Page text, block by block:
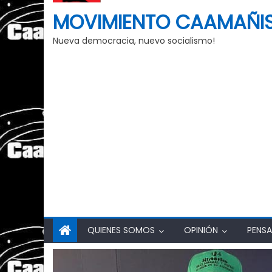
MOVIMIENTO
Nueva democracia, nuevo socialismo!
QUIENES SOMOS OPINIÓN